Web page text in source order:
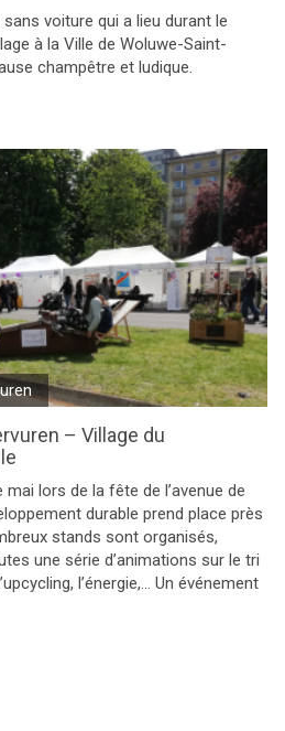
voiture qui a lieu durant le
à la Ville de Woluwe-Saint-
champêtre et ludique.
– Village du
lors de la fête de l’avenue de
durable prend place près
stands sont organisés,
une série d’animations sur le tri
l’énergie,… Un événement